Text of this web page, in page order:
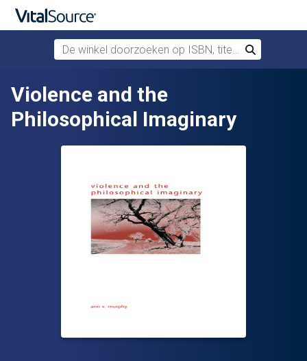
Verdergaan naar belangrijkste inhoud
De winkel doorzoeken op ISBN, titel of auteur
Zoek
Violence and the
Philosophical Imaginary